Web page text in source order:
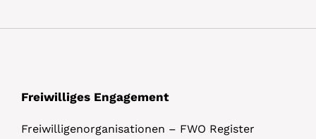
Freiwilliges Engagement
Freiwilligenorganisationen – FWO Register